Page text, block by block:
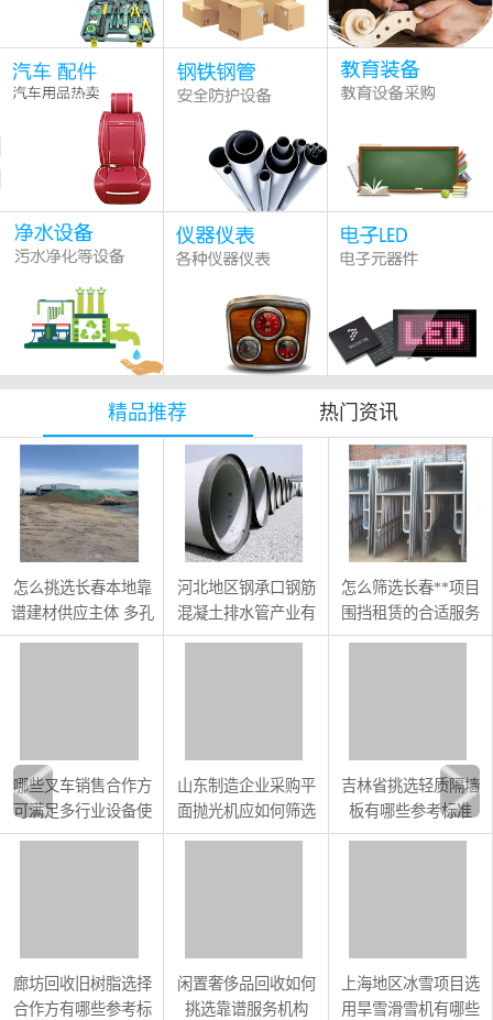
精品推荐 热门资讯
怎么挑选长春本地靠
谱建材供应主体 多孔
砖等建材采购参考
河北地区钢承口钢筋
混凝土排水管产业有
哪些特征
怎么筛选长春**项目
围挡租赁的合适服务
商
哪些叉车销售合作方
可满足多行业设备使
用需求
山东制造企业采购平
面抛光机应如何筛选
供应商
吉林省挑选轻质隔墙
板有哪些参考标准
廊坊回收旧树脂选择
合作方有哪些参考标
闲置奢侈品回收如何
挑选靠谱服务机构
上海地区冰雪项目选
用旱雪滑雪机有哪些